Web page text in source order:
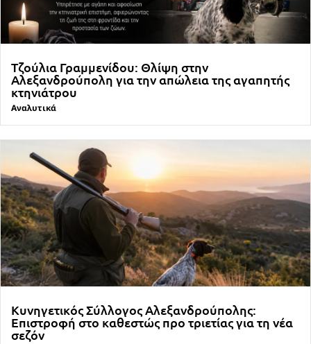
Τζούλια Γραμμενίδου: Θλίψη στην
Αλεξανδρούπολη για την απώλεια της αγαπητής
κτηνιάτρου
Αναλυτικά
Κυνηγετικός Σύλλογος Αλεξανδρούπολης:
Επιστροφή στο καθεστώς προ τριετίας για τη νέα
σεζόν